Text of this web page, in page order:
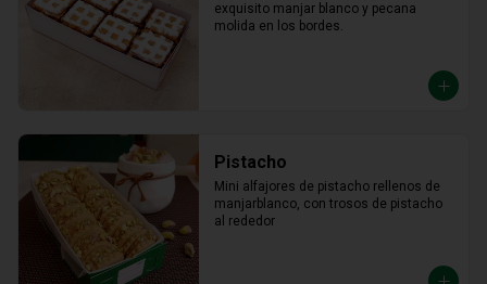
exquisito manjar blanco y pecana
molida en los bordes.
Pistacho
Mini alfajores de pistacho rellenos de
manjarblanco, con trosos de pistacho
al rededor